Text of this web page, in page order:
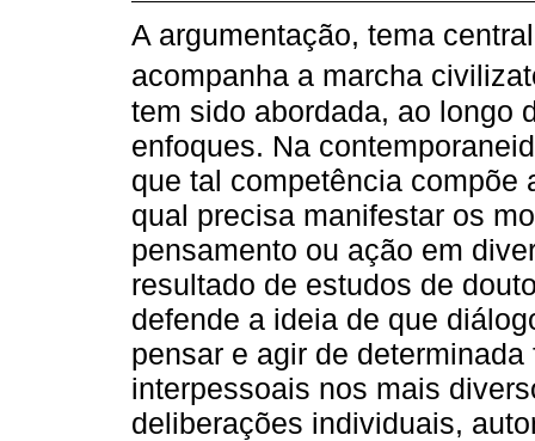
A argumentação, tema
acompanha a marcha
tem sido abordada, ao longo
enfoques. Na
que tal competência compõe
qual precisa manifestar os
pensamento ou ação em
resultado de estudos de
defende a ideia de que
pensar e agir de
interpessoais nos mais
deliberações individuais,